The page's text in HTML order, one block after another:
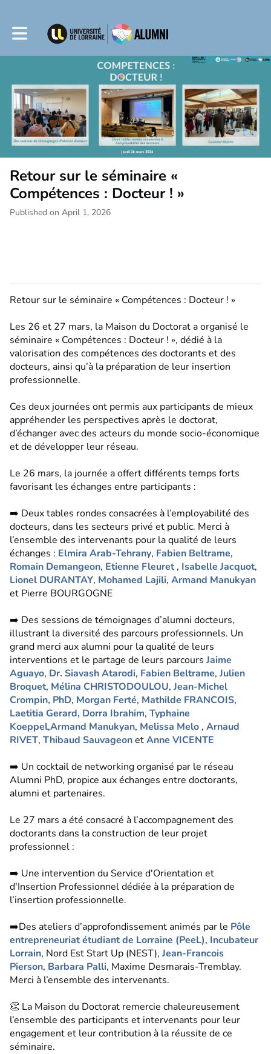
Toggle main navigation
Retour sur le séminaire «
Compétences : Docteur ! »
Published on April 1, 2026
Retour sur le séminaire « Compétences : Docteur ! »
Les 26 et 27 mars, la Maison du Doctorat a organisé le
séminaire « Compétences : Docteur ! », dédié à la
valorisation des compétences des doctorants et des
docteurs, ainsi qu’à la préparation de leur insertion
professionnelle.
Ces deux journées ont permis aux participants de mieux
appréhender les perspectives après le doctorat,
d’échanger avec des acteurs du monde socio-économique
et de développer leur réseau.
Le 26 mars, la journée a offert différents temps forts
favorisant les échanges entre participants :
➡️ Deux tables rondes consacrées à l’employabilité des
docteurs, dans les secteurs privé et public. Merci à
l’ensemble des intervenants pour la qualité de leurs
échanges : Elmira Arab-Tehrany, Fabien Beltrame,
Romain Demangeon, Etienne Fleuret, Isabelle Jacquot,
Lionel DURANTAY, Mohamed Lajili, Armand Manukyan
et Pierre BOURGOGNE
➡️ Des sessions de témoignages d’alumni docteurs,
illustrant la diversité des parcours professionnels. Un
grand merci aux alumni pour la qualité de leurs
interventions et le partage de leurs parcours Jaime
Aguayo, Dr. Siavash Atarodi, Fabien Beltrame, Julien
Broquet, Mélina CHRISTODOULOU, Jean-Michel
Crompin, PhD, Morgan Ferté, Mathilde FRANCOIS,
Laetitia Gerard, Dorra Ibrahim, Typhaine
Koeppel,Armand Manukyan, Melissa Melo , Arnaud
RIVET, Thibaud SauvageonetAnne VICENTE
➡️ Un cocktail de networking organisé par le réseau
Alumni PhD, propice aux échanges entre doctorants,
alumni et partenaires.
Le 27 mars a été consacré à l’accompagnement des
doctorants dans la construction de leur projet
professionnel :
➡️ Une intervention du Service d'Orientation et
d'Insertion Professionnel dédiée à la préparation de
l’insertion professionnelle.
➡️Des ateliers d’approfondissement animés par le Pôle
entrepreneuriat étudiant de Lorraine (PeeL), Incubateur
Lorrain, Nord Est Start Up (NEST), Jean-Francois
Pierson, Barbara Palli, Maxime Desmarais-Tremblay.
Merci à l’ensemble des intervenants.
👏 La Maison du Doctorat remercie chaleureusement
l’ensemble des participants et intervenants pour leur
engagement et leur contribution à la réussite de ce
séminaire.